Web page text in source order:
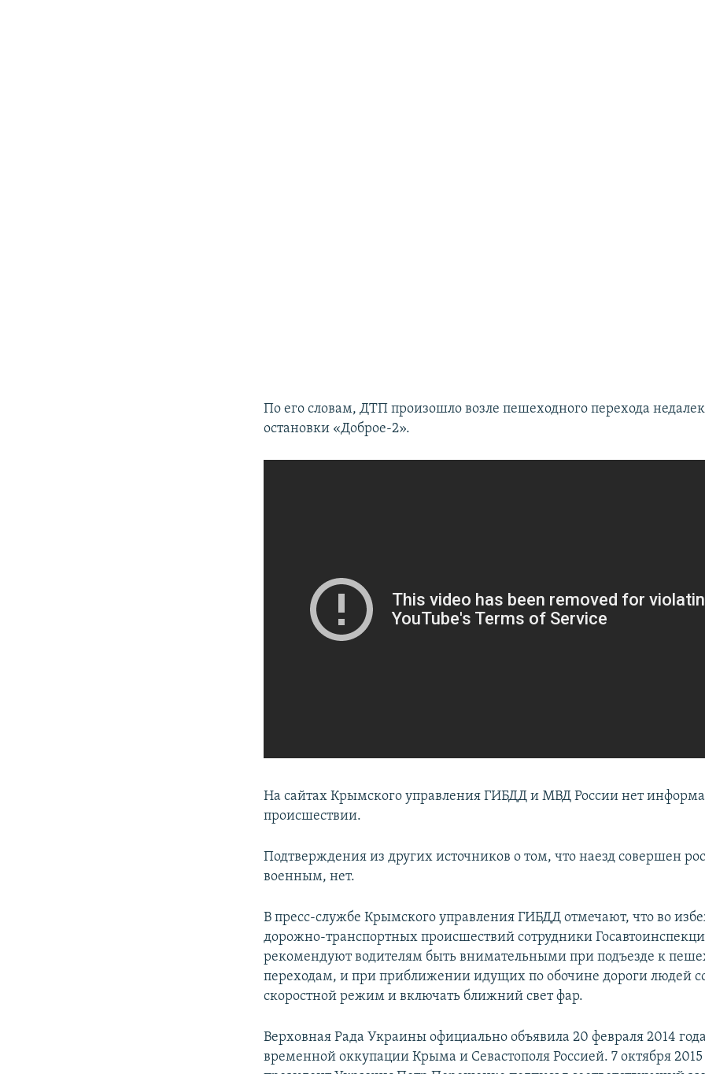
По его словам, ДТП произошло возле пешеходного перехода
остановки «Доброе-2».
На сайтах Крымского управления ГИБДД и МВД России нет
происшествии.
Подтверждения из других источников о том, что наезд совершен
военным, нет.
В пресс-службе Крымского управления ГИБДД отмечают, что во
дорожно-транспортных происшествий сотрудники
рекомендуют водителям быть внимательными при подъезде к
переходам, и при приближении идущих по обочине дороги людей
скоростной режим и включать ближний свет фар.
Верховная Рада Украины официально объявила 20 февраля 2014
временной оккупации Крыма и Севастополя Россией. 7 октября 2015